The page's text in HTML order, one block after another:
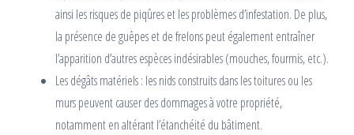
ainsi les risques de piqûres et les problèmes d’infestation. De plus,
la présence de guêpes et de frelons peut également entraîner
l’apparition d’autres espèces indésirables (mouches, fourmis, etc.).
Les dégâts matériels : les nids construits dans les toitures ou les
murs peuvent causer des dommages à votre propriété,
notamment en altérant l’étanchéité du bâtiment.